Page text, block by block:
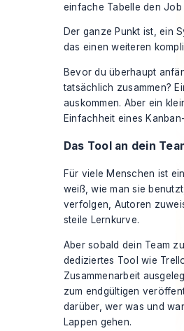
einfache Tabelle den
Der ganze Punkt ist, ein
das einen weiteren
Bevor du überhaupt
tatsächlich zusammen?
auskommen. Aber ein
Einfachheit eines
Das Tool an dein
Für viele Menschen ist
weiß, wie man sie
verfolgen, Autoren
steile Lernkurve.
Aber sobald dein Team
dediziertes Tool wie
Zusammenarbeit
zum endgültigen
darüber, wer was und
Lappen gehen.